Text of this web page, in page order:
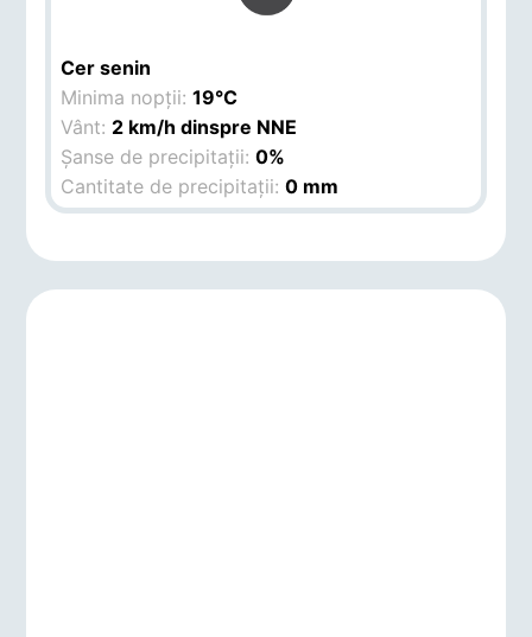
Cer senin
Minima nopții:19°C
Vânt: 2 km/h dinspre NNE
Șanse de precipitații:0%
Cantitate de precipitații:0 mm